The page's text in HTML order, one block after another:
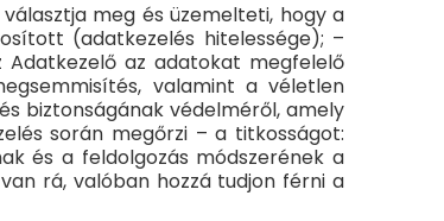
meg és üzemelteti, hogy a
(adatkezelés hitelessége); –
az adatokat megfelelő
valamint a véletlen
biztonságának védelméről, amely
során megőrzi – a titkosságot:
és a feldolgozás módszerének a
rá, valóban hozzá tudjon férni a